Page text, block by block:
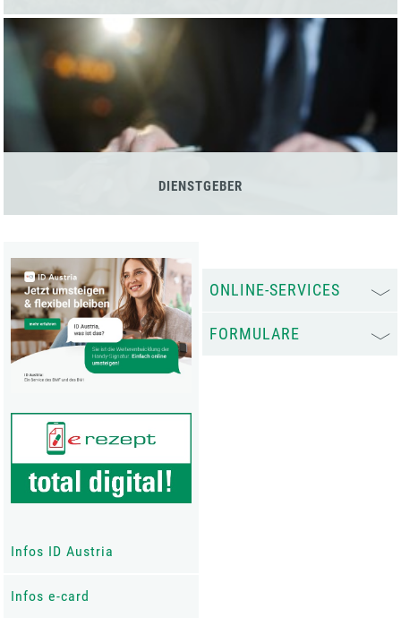
DIENSTGEBER
Infos ID Austria
Infos e-card
ONLINE-SERVICES
FORMULARE